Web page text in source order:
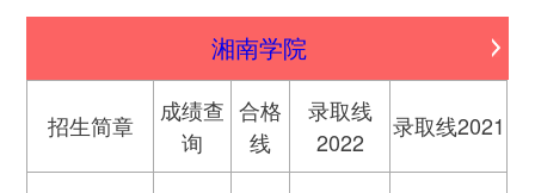
湘南学院
招生简章
成绩查
询
合格
线
录取线
2022
录取线2021